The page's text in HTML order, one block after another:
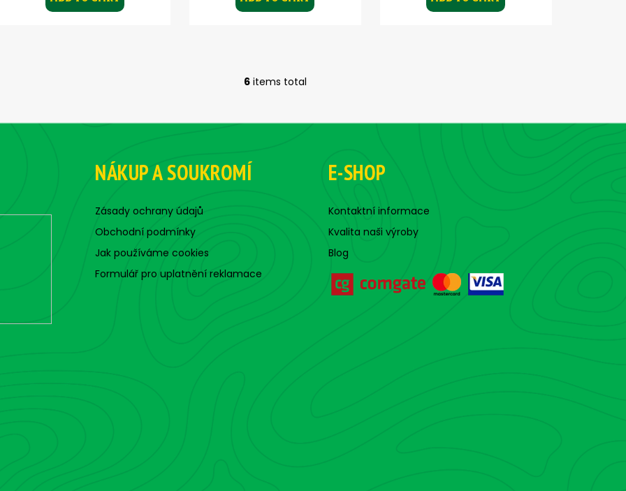
L
s
6 items total
NÁKUP A SOUKROMÍ
Zásady ochrany údajů
Obchodní podmínky
Jak používáme cookies
Formulář pro uplatnění reklamace
E-SHOP
Kontaktní informace
Kvalita naši výroby
Blog